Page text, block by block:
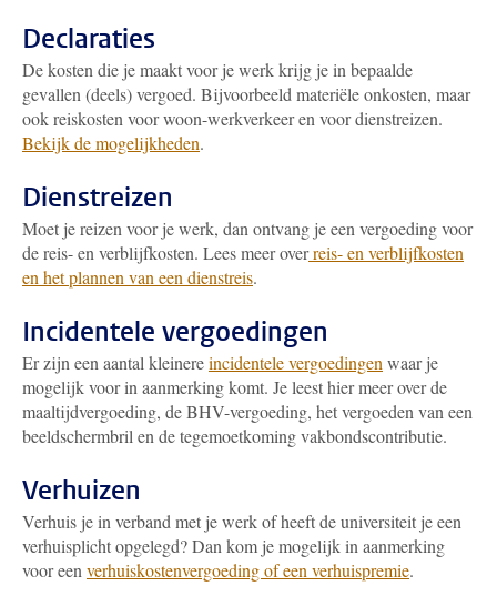
Declaraties
De kosten die je maakt voor je werk krijg je in bepaalde
gevallen (deels) vergoed. Bijvoorbeeld materiële onkosten, maar
ook reiskosten voor woon-werkverkeer en voor dienstreizen.
Bekijk de mogelijkheden.
Dienstreizen
Moet je reizen voor je werk, dan ontvang je een vergoeding voor
de reis- en verblijfkosten. Lees meer overreis- en verblijfkosten
en het plannen van een dienstreis.
Incidentele vergoedingen
Er zijn een aantal kleinereincidentele vergoedingen waar je
mogelijk voor in aanmerking komt. Je leest hier meer over de
maaltijdvergoeding, de BHV-vergoeding, het vergoeden van een
beeldschermbril en de tegemoetkoming vakbondscontributie.
Verhuizen
Verhuis je in verband met je werk of heeft de universiteit je een
verhuisplicht opgelegd? Dan kom je mogelijk in aanmerking
voor een verhuiskostenvergoeding of een verhuispremie.